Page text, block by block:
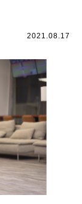
2021.08.17